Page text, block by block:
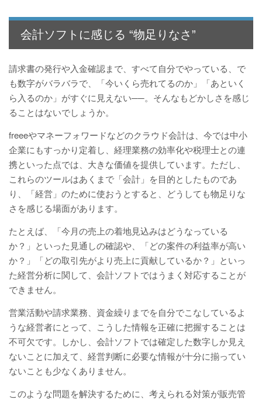
会計ソフトに感じる “物足りなさ”
請求書の発行や入金確認まで、すべて自分でやっている、で
も数字がバラバラで、「今いくら売れてるのか」「あといく
ら入るのか」がすぐに見えない──。そんなもどかしさを感じ
ることはないでしょうか。
freeeやマネーフォワードなどのクラウド会計は、今では中小
企業にもすっかり定着し、経理業務の効率化や税理士との連
携といった点では、大きな価値を提供しています。ただし、
これらのツールはあくまで「会計」を目的としたものであ
り、「経営」のために使おうとすると、どうしても物足りな
さを感じる場面があります。
たとえば、「今月の売上の着地見込みはどうなっている
か？」といった見通しの確認や、「どの案件の利益率が高い
か？」「どの取引先がより売上に貢献しているか？」といっ
た経営分析に関して、会計ソフトではうまく対応することが
できません。
営業活動や請求業務、資金繰りまでを自分でこなしているよ
うな経営者にとって、こうした情報を正確に把握することは
不可欠です。しかし、会計ソフトでは確定した数字しか見え
ないことに加えて、経営判断に必要な情報が十分に揃ってい
ないことも少なくありません。
このような問題を解決するために、考えられる対策が販売管